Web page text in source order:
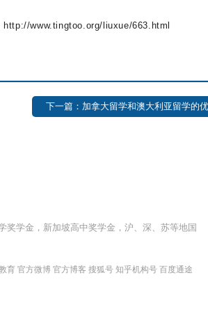
http://www.tingtoo.org/liuxue/663.html
下一篇：加拿大留学和澳大利亚留学的
学金，新加坡高中奖学金，沪、深、苏等地国
育 官方微博 官方博客 搜狐号 知乎机构号 百度通途